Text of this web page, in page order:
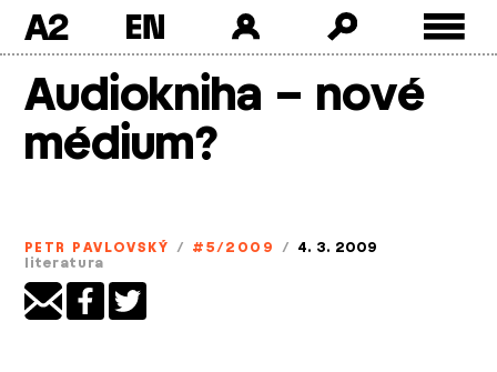
A2
Audiokniha – nové
médium?
PETR PAVLOVSKÝ / #5/2009 / 4. 3. 2009
literatura